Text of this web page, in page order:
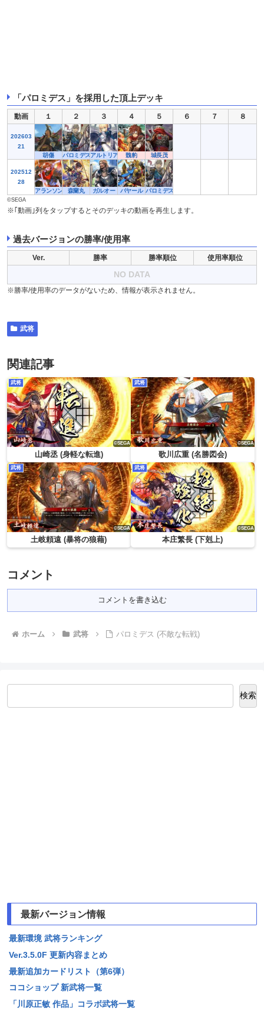
「パロミデス」を採用した頂上デッキ
動画 １ ２ ３ ４ ５ ６ ７ ８
202603
21
胡傷
パロミデスアルトリア・ペンドラゴン
魏豹 城長茂
202512
28
アランソン公森蘭丸 ガルオー バヤール パロミデス
©SEGA
※｢動画｣列をタップするとそのデッキの動画を再生します。
過去バージョンの勝率/使用率
Ver. 勝率 勝率順位 使用率順位
NO DATA
※勝率/使用率のデータがないため、情報が表示されません。
武将
関連記事
武将
山崎丞 (身軽な転進)
武将
歌川広重 (名勝図会)
武将
土岐頼遠 (暴将の狼藉)
武将
本庄繁長 (下剋上)
コメント
コメントを書き込む
ホーム 武将 パロミデス (不敵な転戦)
検索
最新バージョン情報
最新環境 武将ランキング
Ver.3.5.0F 更新内容まとめ
最新追加カードリスト（第6弾）
ココショップ 新武将一覧
「川原正敏 作品」コラボ武将一覧